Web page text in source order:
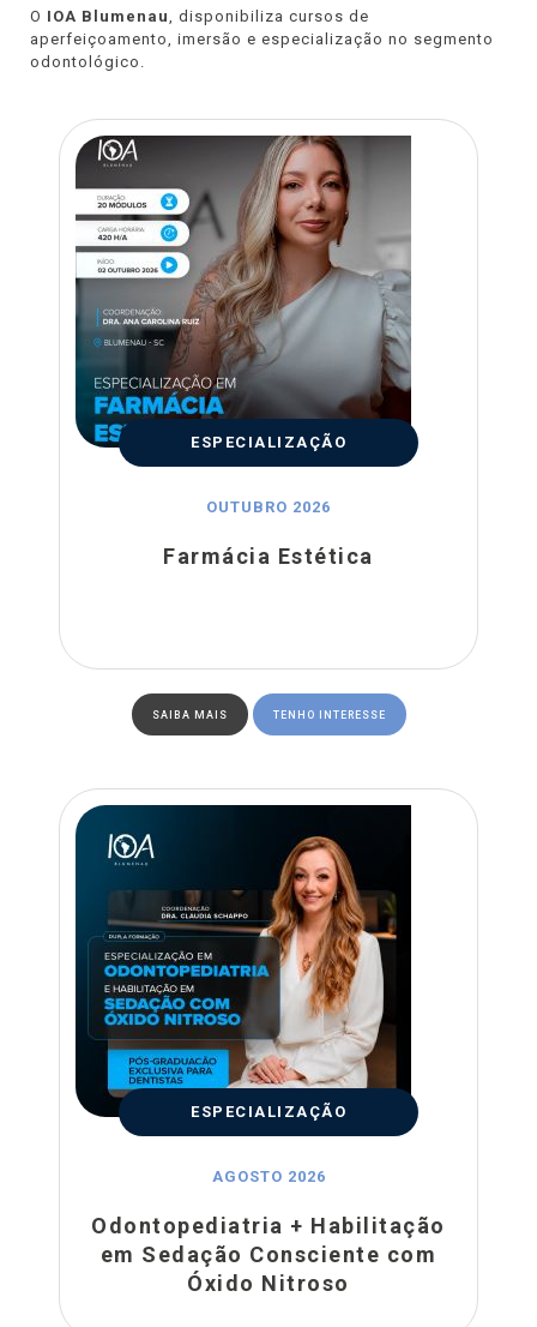
O IOA Blumenau, disponibiliza cursos de
aperfeiçoamento, imersão e especialização no segmento
odontológico.
ESPECIALIZAÇÃO
OUTUBRO 2026
Farmácia Estética
SAIBA MAIS TENHO INTERESSE
ESPECIALIZAÇÃO
AGOSTO 2026
Odontopediatria + Habilitação
em Sedação Consciente com
Óxido Nitroso